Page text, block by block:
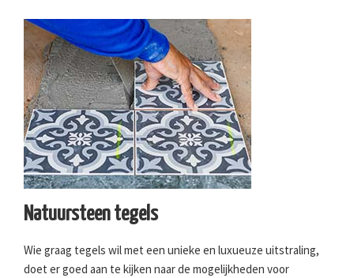
Natuursteen tegels
Wie graag tegels wil met een unieke en luxueuze uitstraling,
doet er goed aan te kijken naar de mogelijkheden voor